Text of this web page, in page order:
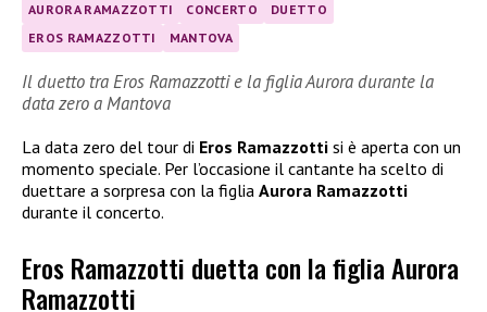
AURORA RAMAZZOTTI CONCERTO
DUETTO
EROS RAMAZZOTTI
MANTOVA
Il duetto tra Eros Ramazzotti e la figlia Aurora durante la
data zero a Mantova
La data zero del tour di Eros Ramazzotti si è aperta con un
momento speciale. Per l’occasione il cantante ha scelto di
duettare a sorpresa con la figlia Aurora Ramazzotti
durante il concerto.
Eros Ramazzotti duetta con la figlia Aurora
Ramazzotti